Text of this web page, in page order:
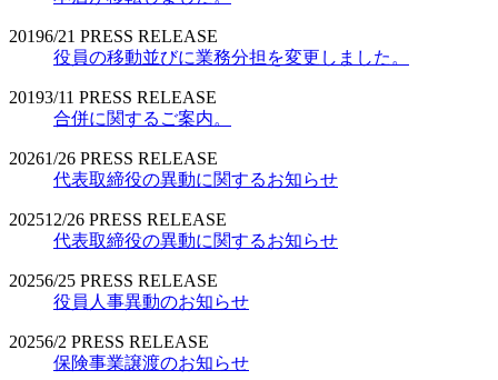
20196/21 PRESS RELEASE
役員の移動並びに業務分担を変更しました。
20193/11 PRESS RELEASE
合併に関するご案内。
20261/26 PRESS RELEASE
代表取締役の異動に関するお知らせ
202512/26 PRESS RELEASE
代表取締役の異動に関するお知らせ
20256/25 PRESS RELEASE
役員人事異動のお知らせ
20256/2 PRESS RELEASE
保険事業譲渡のお知らせ